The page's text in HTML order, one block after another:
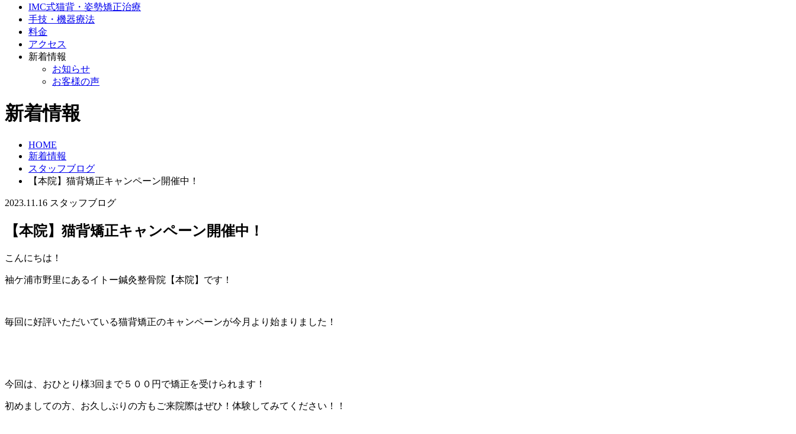
IMC式猫背・姿勢矯正治療
手技・機器療法
料金
アクセス
新着情報
お知らせ
お客様の声
新着情報
HOME
新着情報
スタッフブログ
【本院】猫背矯正キャンペーン開催中！
2023.11.16 スタッフブログ
【本院】猫背矯正キャンペーン開催中！
こんにちは！
袖ケ浦市野里にあるイトー鍼灸整骨院【本院】です！
毎回に好評いただいている猫背矯正のキャンペーンが今月より始まりました！
今回は、おひとり様3回まで５００円で矯正を受けられます！
初めましての方、お久しぶりの方もご来院際はぜひ！体験してみてください！！